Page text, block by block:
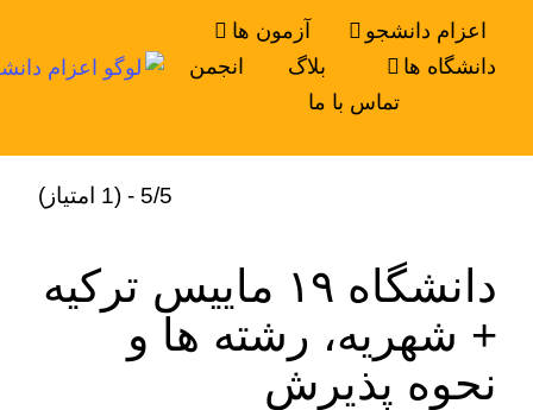
اعزام دانشجو
آزمون ها
دانشگاه ها
بلاگ
انجمن
تماس با ما
5/5 - (1 امتیاز)
دانشگاه ۱۹ ماییس ترکیه
+ شهریه، رشته ها و
نحوه پذیرش